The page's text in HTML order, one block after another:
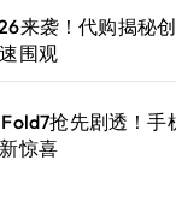
来袭！代购揭秘创
围观
抢先剧透！手
惊喜